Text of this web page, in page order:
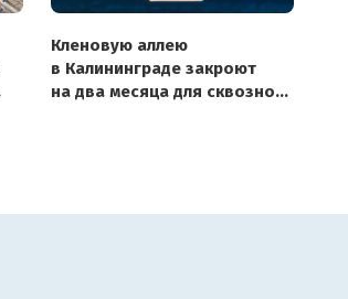
Кленовую аллею
в Калининграде закроют
на два месяца для сквозного